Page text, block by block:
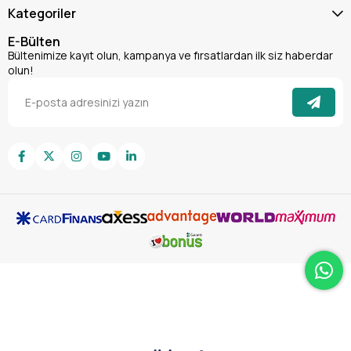
Renksiz, Kokusuz ve Leke Bırakmaz:
yüzeylerde estetik bir görünüm bozukluğuna neden
olmaz, hijyenik ve temiz bir çalışma ortamı sağlar.Temiz
azaltmaya yardımcı olarak hassas ekipmanları korur.
geniş bir yelpazede uygulama alanı bulur:
contalar ve hareketli parçaların yağlanmasında kullanılır.
Gıda sektörü yağlayıcı
gereksinimlerinizi karşılar.
İlaç ve Kozmetik Sanayi:Üretim ve ambalaj
makinelerindeki kayar yüzeyler, kılavuzlar ve hafif yük
Kategoriler
E-Bülten
Bültenimize kayıt olun, kampanya ve fırsatlardan ilk siz haberdar
olun!